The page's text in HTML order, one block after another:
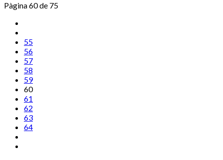
Pàgina 60 de 75
55
56
57
58
59
60
61
62
63
64